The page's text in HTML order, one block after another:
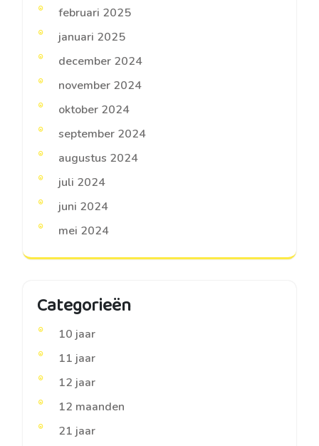
februari 2025
januari 2025
december 2024
november 2024
oktober 2024
september 2024
augustus 2024
juli 2024
juni 2024
mei 2024
Categorieën
10 jaar
11 jaar
12 jaar
12 maanden
21 jaar